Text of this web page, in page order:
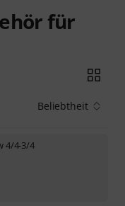
für
Beliebtheit
4/4-3/4